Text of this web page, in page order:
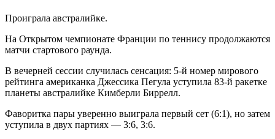
Проиграла австралийке.
На Открытом чемпионате Франции по теннису продолжаются
матчи стартового раунда.
В вечерней сессии случилась сенсация: 5-й номер мирового
рейтинга американка Джессика Пегула уступила 83-й ракетке
планеты австралийке Кимберли Биррелл.
Фаворитка пары уверенно выиграла первый сет (6:1), но затем
уступила в двух партиях — 3:6, 3:6.